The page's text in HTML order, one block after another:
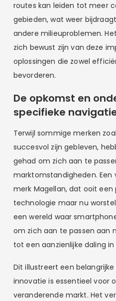
routes kan leiden tot meer
gebieden, wat weer
andere milieuproblemen.
zich bewust zijn van deze
oplossingen die zowel
bevorderen.
De opkomst en
specifieke
Terwijl sommige merken
succesvol zijn gebleven,
gehad om zich aan te
marktomstandigheden. Een
merk Magellan, dat ooit een
technologie maar nu
een wereld waar
om zich aan te passen aan
tot een aanzienlijke daling
Dit illustreert een
innovatie is essentieel voor
veranderende markt. Het